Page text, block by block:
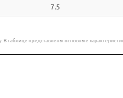
7.5
таблице представлены основные